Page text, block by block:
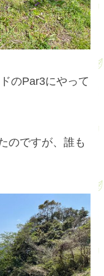
のPar3にやって
のですが、誰も